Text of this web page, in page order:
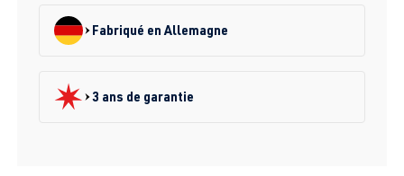
Fabriqué en Allemagne
3 ans de garantie